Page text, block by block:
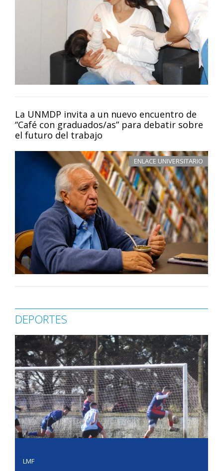
La UNMDP invita a un nuevo encuentro de
“Café con graduados/as” para debatir sobre
el futuro del trabajo
ENLACE UNIVERSITARIO
DEPORTES
LMF